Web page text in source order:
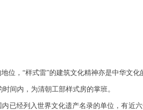
，“样式雷”的建筑文化精神亦是中华文化
间内，为清朝工部样式房的掌班。
已经列入世界文化遗产名录的单位，有近